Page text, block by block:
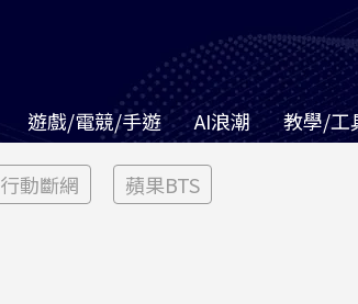
遊戲/電競/手遊 AI浪潮 教學/工
行動斷網 蘋果BTS